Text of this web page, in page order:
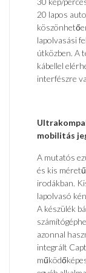
20 lapos
lapolvasási
útközben. A
kábellel
interfészre
mobilitás
A mutatós
és kis
irodákban.
lapolvasó
A készülék
azonnal
integrált